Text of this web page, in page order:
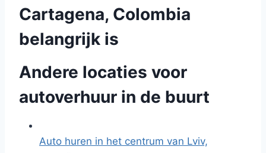
Cartagena, Colombia
belangrijk is
Andere locaties voor
autoverhuur in de buurt
Auto huren in het centrum van Lviv,